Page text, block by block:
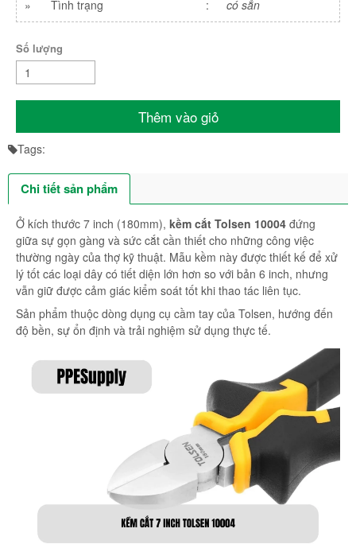
»
Tình trạng : có sẳn
Số lượng
Thêm vào giỏ
Tags:
Chi tiết sản phẩm
Ở kích thước 7 inch (180mm), kềm cắt Tolsen 10004 đứng
giữa sự gọn gàng và sức cắt cần thiết cho những công việc
thường ngày của thợ kỹ thuật. Mẫu kềm này được thiết kế để xử
lý tốt các loại dây có tiết diện lớn hơn so với bản 6 inch, nhưng
vẫn giữ được cảm giác kiểm soát tốt khi thao tác liên tục.
Sản phẩm thuộc dòng dụng cụ cầm tay của Tolsen, hướng đến
độ bền, sự ổn định và trải nghiệm sử dụng thực tế.